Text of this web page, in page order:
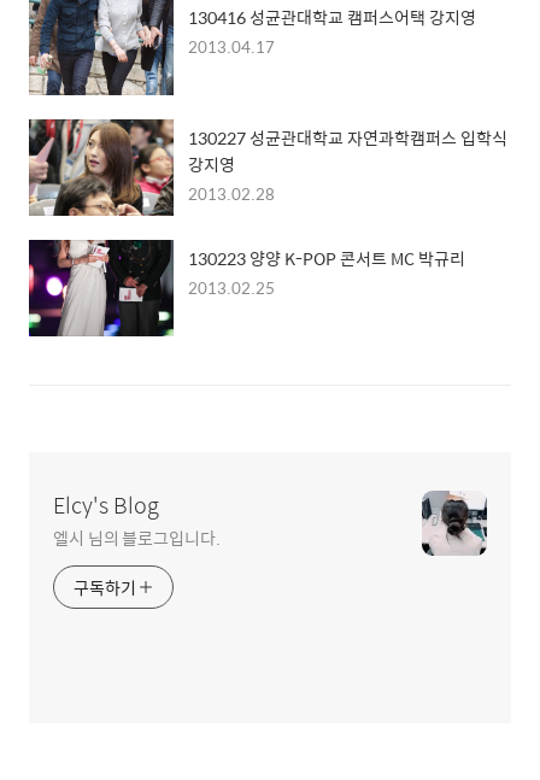
130416 성균관대학교 캠퍼스어택 강지영
2013.04.17
130227 성균관대학교 자연과학캠퍼스 입학식
강지영
2013.02.28
130223 양양 K-POP 콘서트 MC 박규리
2013.02.25
Elcy's Blog
엘시 님의 블로그입니다.
구독하기